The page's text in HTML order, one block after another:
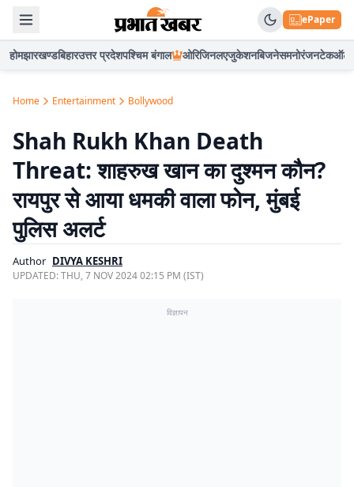
ePaper
होमझारखण्डबिहारउत्तर प्रदेशपश्चिम बंगाल ओरिजिनलएजुकेशनबिजनेसमनोरंजनटेकऑटो
Home Entertainment Bollywood
Shah Rukh Khan Death
Threat: शाहरुख खान का दुश्मन कौन?
रायपुर से आया धमकी वाला फोन, मुंबई
पुलिस अलर्ट
Author DIVYA KESHRI
UPDATED:THU, 7 NOV 2024 02:15 PM (IST)
विज्ञापन